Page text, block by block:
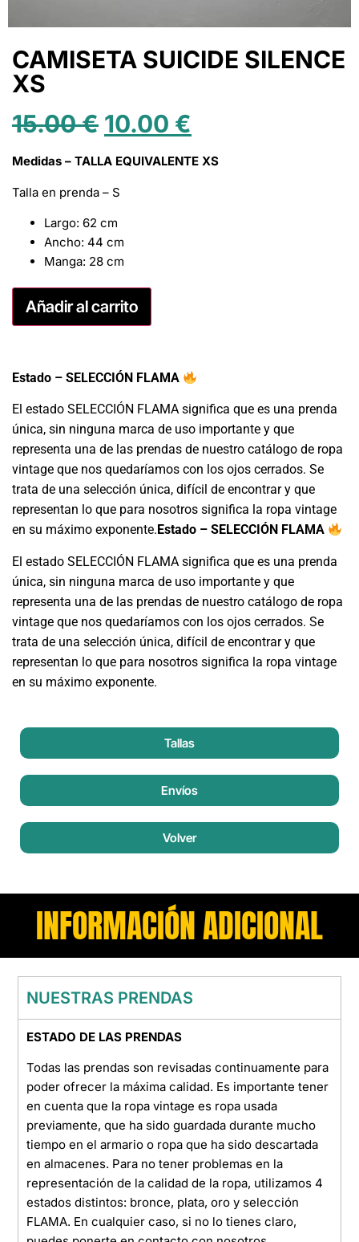
CAMISETA SUICIDE SILENCE
XS
15.00€ 10.00 €
Medidas – TALLA EQUIVALENTE XS
Talla en prenda – S
Largo: 62 cm
Ancho: 44 cm
Manga: 28 cm
Añadir al carrito
Estado – SELECCIÓN FLAMA
El estado SELECCIÓN FLAMA significa que es una prenda
única, sin ninguna marca de uso importante y que
representa una de las prendas de nuestro catálogo de ropa
vintage que nos quedaríamos con los ojos cerrados. Se
trata de una selección única, difícil de encontrar y que
representan lo que para nosotros significa la ropa vintage
en su máximo exponente. Estado – SELECCIÓN FLAMA
El estado SELECCIÓN FLAMA significa que es una prenda
única, sin ninguna marca de uso importante y que
representa una de las prendas de nuestro catálogo de ropa
vintage que nos quedaríamos con los ojos cerrados. Se
trata de una selección única, difícil de encontrar y que
representan lo que para nosotros significa la ropa vintage
en su máximo exponente.
Tallas
Envíos
Volver
INFORMACIÓN ADICIONAL
NUESTRAS PRENDAS
ESTADO DE LAS PRENDAS
Todas las prendas son revisadas continuamente para
poder ofrecer la máxima calidad. Es importante tener
en cuenta que la ropa vintage es ropa usada
previamente, que ha sido guardada durante mucho
tiempo en el armario o ropa que ha sido descartada
en almacenes. Para no tener problemas en la
representación de la calidad de la ropa, utilizamos 4
estados distintos: bronce, plata, oro y selección
FLAMA. En cualquier caso, si no lo tienes claro,